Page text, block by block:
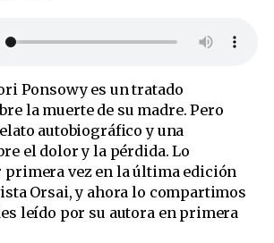
Ponsowy es un tratado
la muerte de su madre. Pero
autobiográfico y una
el dolor y la pérdida. Lo
vez en la última edición
Orsai, y ahora lo compartimos
leído por su autora en primera